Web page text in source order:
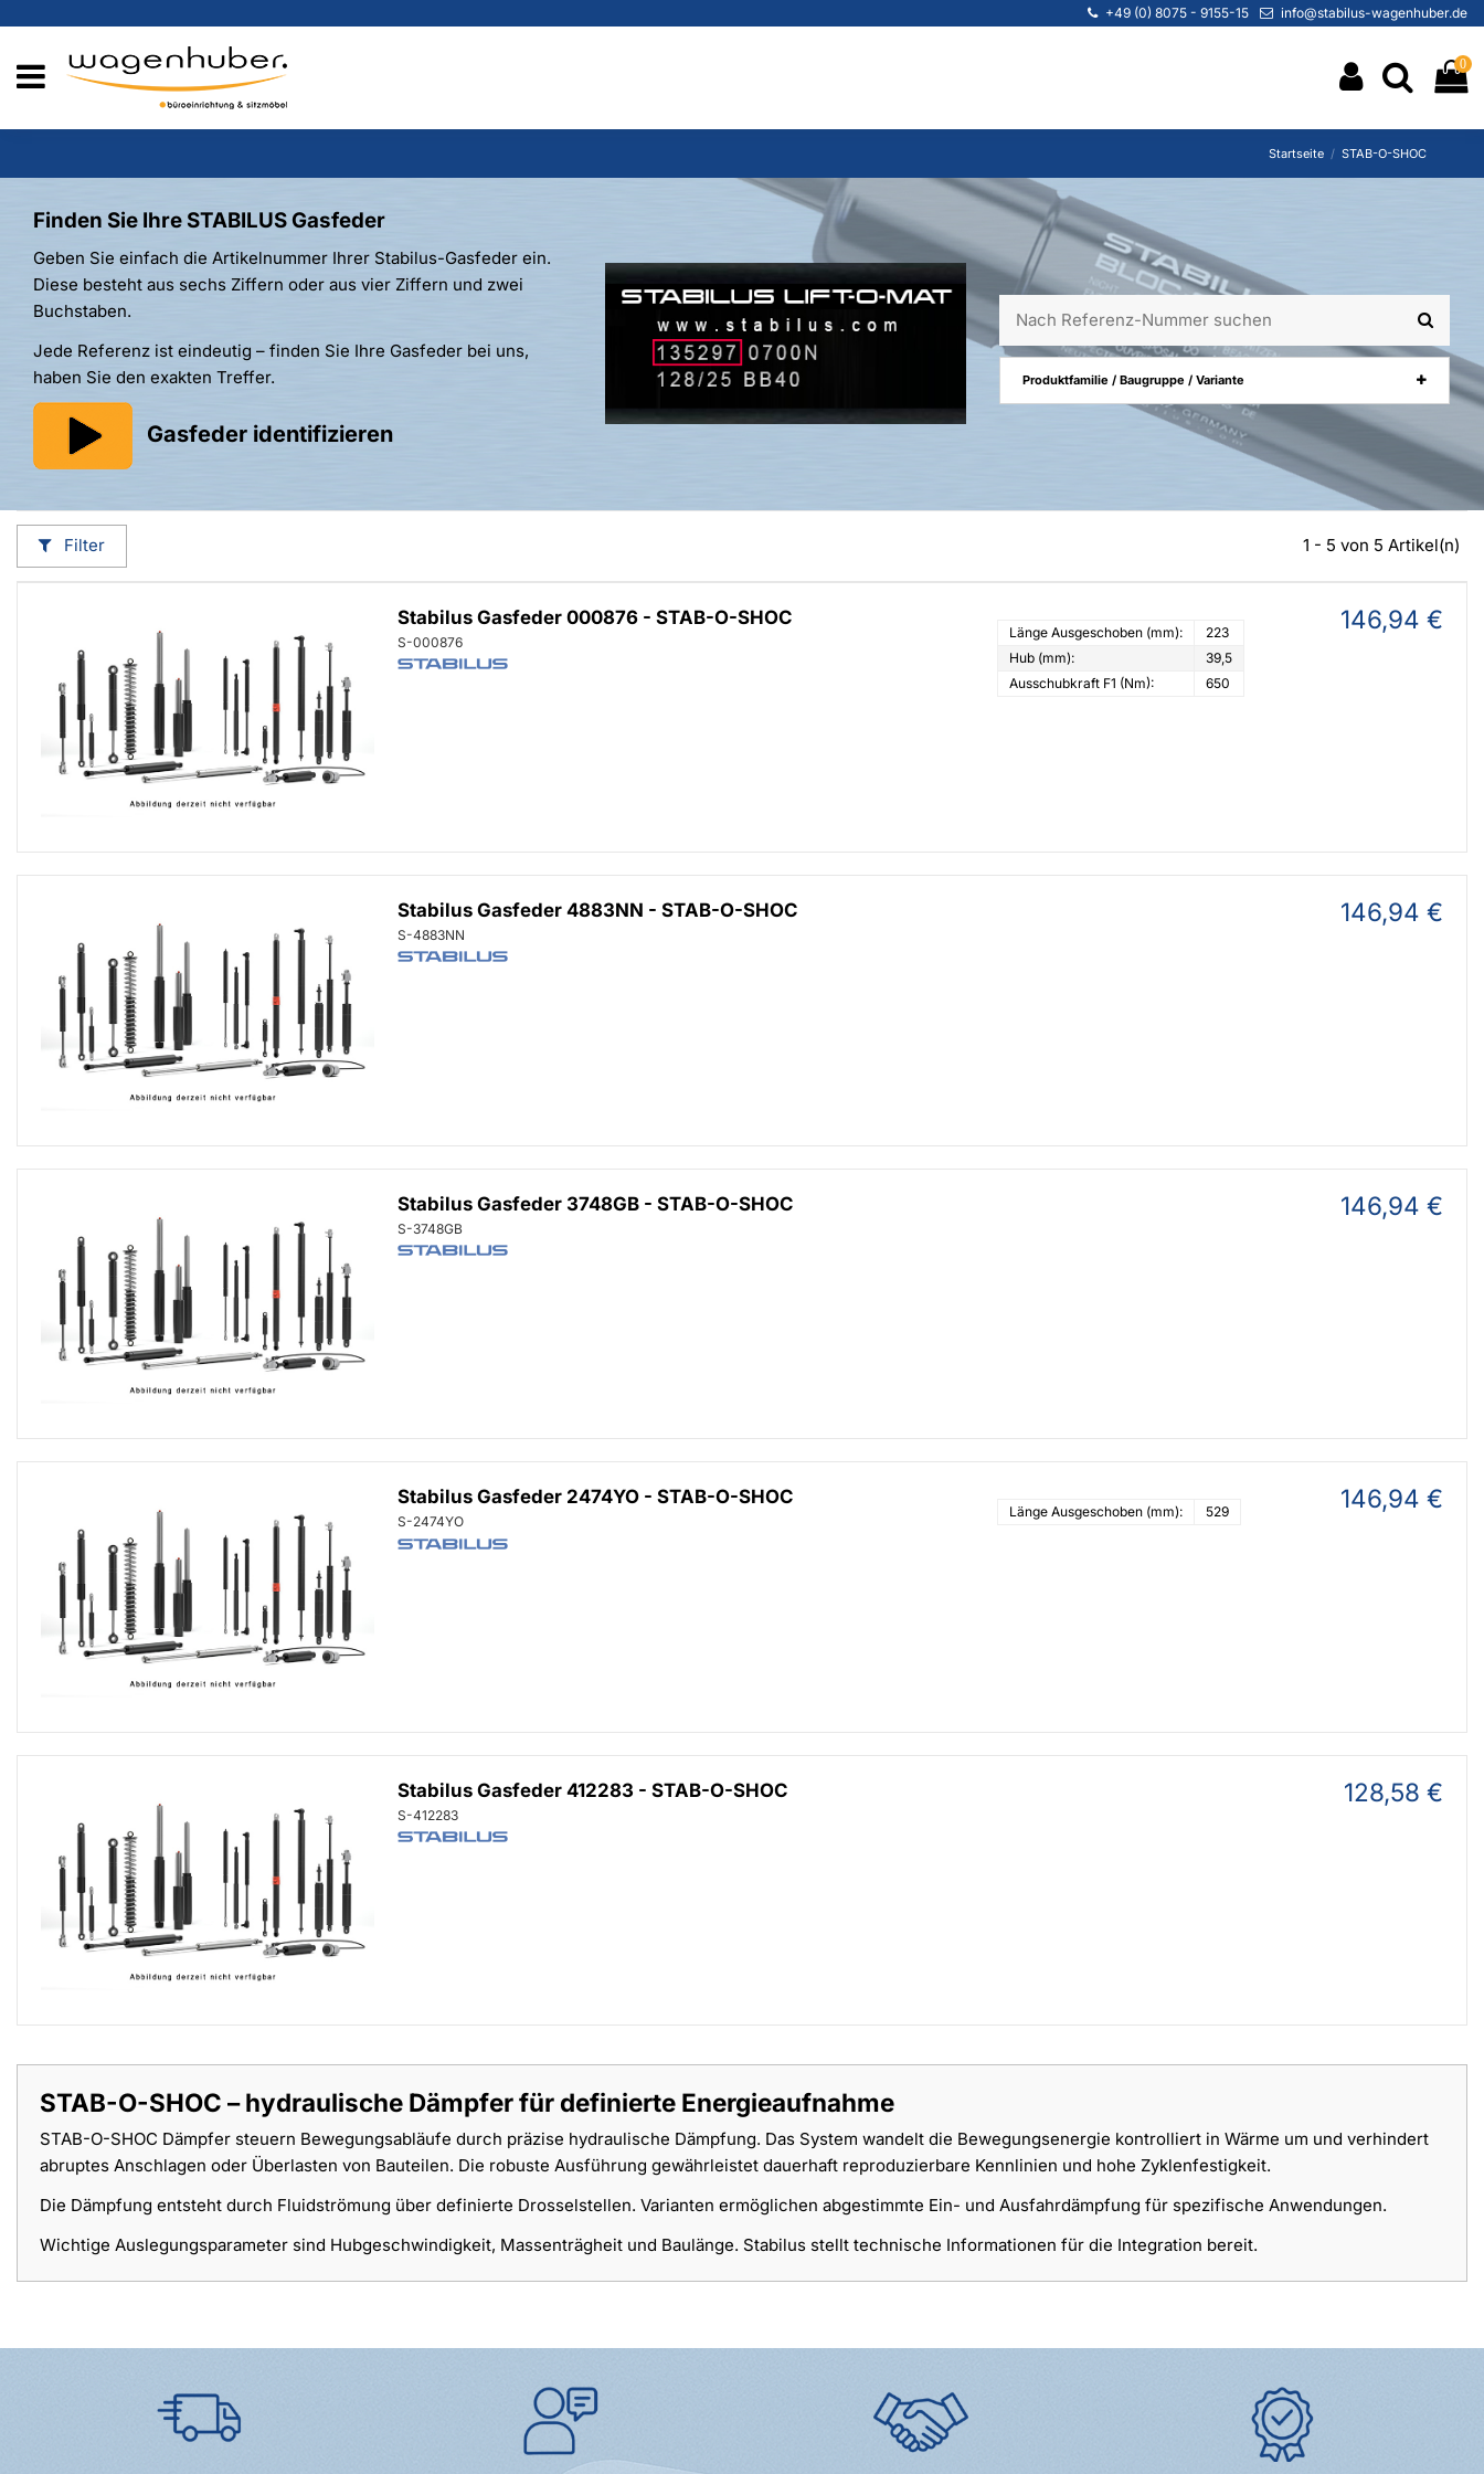
+49 (0) 8075 - 9155-15 info@stabilus-wagenhuber.de
0
Startseite STAB-O-SHOC
Finden Sie Ihre STABILUS Gasfeder
Geben Sie einfach die Artikelnummer Ihrer Stabilus-Gasfeder ein.
Diese besteht aus sechs Ziffern oder aus vier Ziffern und zwei
Buchstaben.
Jede Referenz ist eindeutig – finden Sie Ihre Gasfeder bei uns,
haben Sie den exakten Treffer.
Gasfeder identifizieren
Produktfamilie / Baugruppe / Variante
Filter 1 - 5 von 5 Artikel(n)
Stabilus Gasfeder 000876 - STAB-O-SHOC
S-000876
Länge Ausgeschoben (mm):
223
Hub (mm):
39,5
Ausschubkraft F1 (Nm):
650
146,94 €
Stabilus Gasfeder 4883NN - STAB-O-SHOC
S-4883NN
146,94 €
Stabilus Gasfeder 3748GB - STAB-O-SHOC
S-3748GB
146,94 €
Stabilus Gasfeder 2474YO - STAB-O-SHOC
S-2474YO
Länge Ausgeschoben (mm): 529 146,94 €
Stabilus Gasfeder 412283 - STAB-O-SHOC
S-412283
128,58 €
STAB-O-SHOC – hydraulische Dämpfer für definierte Energieaufnahme
STAB-O-SHOC Dämpfer steuern Bewegungsabläufe durch präzise hydraulische Dämpfung. Das System wandelt die Bewegungsenergie kontrolliert in Wärme um und verhindert
abruptes Anschlagen oder Überlasten von Bauteilen. Die robuste Ausführung gewährleistet dauerhaft reproduzierbare Kennlinien und hohe Zyklenfestigkeit.
Die Dämpfung entsteht durch Fluidströmung über definierte Drosselstellen. Varianten ermöglichen abgestimmte Ein- und Ausfahrdämpfung für spezifische Anwendungen.
Wichtige Auslegungsparameter sind Hubgeschwindigkeit, Massenträgheit und Baulänge. Stabilus stellt technische Informationen für die Integration bereit.